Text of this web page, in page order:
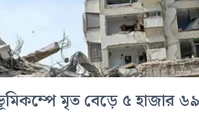
মৃত বেড়ে ৫ হাজার